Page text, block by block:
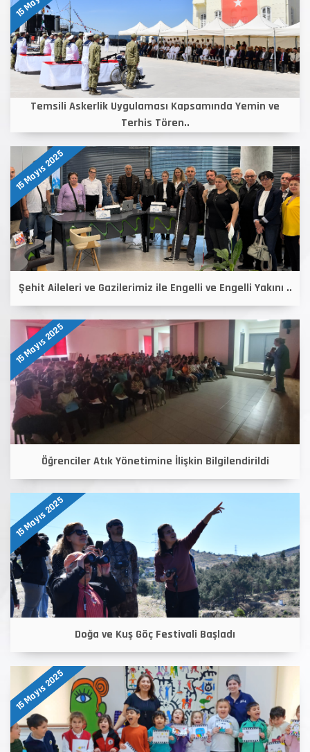
Temsili Askerlik Uygulaması Kapsamında Yemin ve
Terhis Tören..
15 Mayıs 2025
Şehit Aileleri ve Gazilerimiz ile Engelli ve Engelli Yakını ..
15 Mayıs 2025
Öğrenciler Atık Yönetimine İlişkin Bilgilendirildi
15 Mayıs 2025
Doğa ve Kuş Göç Festivali Başladı
15 Mayıs 2025